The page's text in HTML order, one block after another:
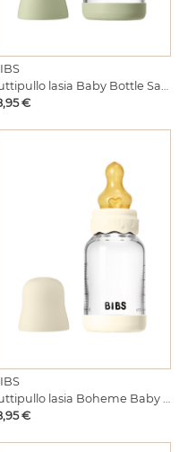
Tuttipullo lasia Baby Bottle Sage silicone 120ml
€
Tuttipullo lasia Boheme Baby Bottle Ivory 120ml
€